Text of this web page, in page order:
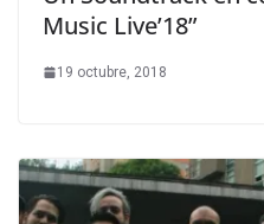
Music Live’18”
19 octubre, 2018